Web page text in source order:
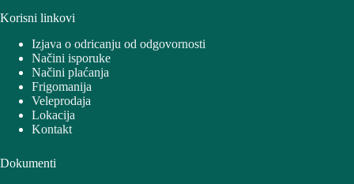
Korisni linkovi
Izjava o odricanju od odgovornosti
Načini isporuke
Načini plaćanja
Frigomanija
Veleprodaja
Lokacija
Kontakt
Dokumenti